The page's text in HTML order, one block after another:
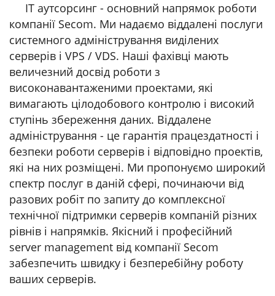
IT аутсорсинг - основний напрямок роботи
компанії Secom. Ми надаємо віддалені послуги
системного адміністрування виділених
серверів і VPS / VDS. Наші фахівці мають
величезний досвід роботи з
високонавантаженими проектами, які
вимагають цілодобового контролю і високий
ступінь збереження даних. Віддалене
адміністрування - це гарантія працездатності і
безпеки роботи серверів і відповідно проектів,
які на них розміщені. Ми пропонуємо широкий
спектр послуг в даній сфері, починаючи від
разових робіт по запиту до комплексної
технічної підтримки серверів компаній різних
рівнів і напрямків. Якісний і професійний
server management від компанії Secom
забезпечить швидку і безперебійну роботу
ваших серверів.